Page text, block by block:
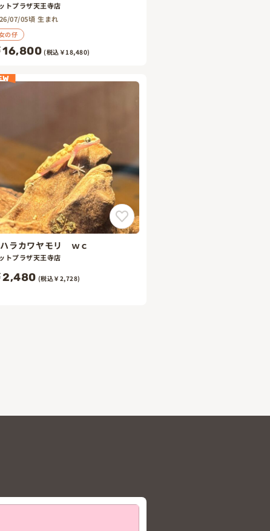
トプラザ天王寺店
07/05頃 生まれ
の仔
16,800 (税込￥18,480)
ラカワヤモリ ｗｃ
トプラザ天王寺店
2,480 (税込￥2,728)